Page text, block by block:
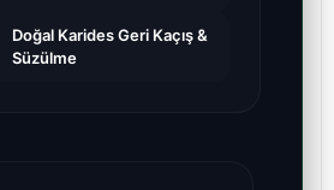
Doğal Karides Geri Kaçış &
Süzülme